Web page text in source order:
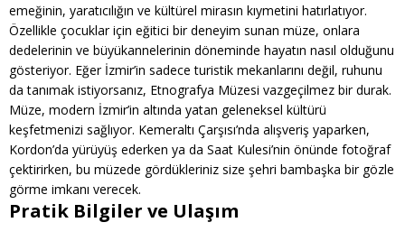
emeğinin, yaratıcılığın ve kültürel mirasın kıymetini hatırlatıyor.
Özellikle çocuklar için eğitici bir deneyim sunan müze, onlara
dedelerinin ve büyükannelerinin döneminde hayatın nasıl olduğunu
gösteriyor. Eğer İzmir’in sadece turistik mekanlarını değil, ruhunu
da tanımak istiyorsanız, Etnografya Müzesi vazgeçilmez bir durak.
Müze, modern İzmir’in altında yatan geleneksel kültürü
keşfetmenizi sağlıyor. Kemeraltı Çarşısı’nda alışveriş yaparken,
Kordon’da yürüyüş ederken ya da Saat Kulesi’nin önünde fotoğraf
çektirirken, bu müzede gördükleriniz size şehri bambaşka bir gözle
görme imkanı verecek.
Pratik Bilgiler ve Ulaşım